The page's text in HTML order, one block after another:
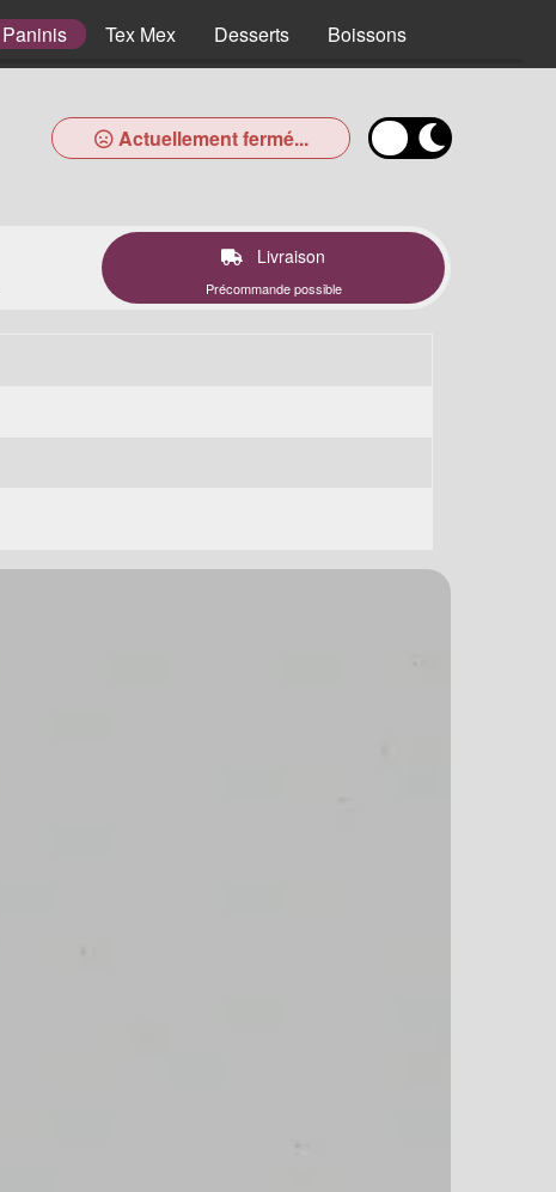
Paninis Tex Mex Desserts Boissons
Actuellement fermé...
Livraison
Précommande possible